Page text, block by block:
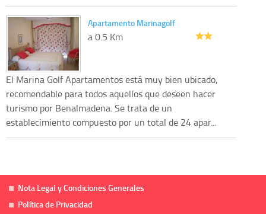
Apartamento Marinagolf
a 0.5 Km
El Marina Golf Apartamentos está muy bien ubicado,
recomendable para todos aquellos que deseen hacer
turismo por Benalmadena. Se trata de un
establecimiento compuesto por un total de 24 apar...
Nota Legal y Condiciones Generales
Política de Privacidad